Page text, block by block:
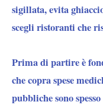
sigillata, evita
scegli ristoranti che
Prima di partire è
che copra spese
pubbliche sono